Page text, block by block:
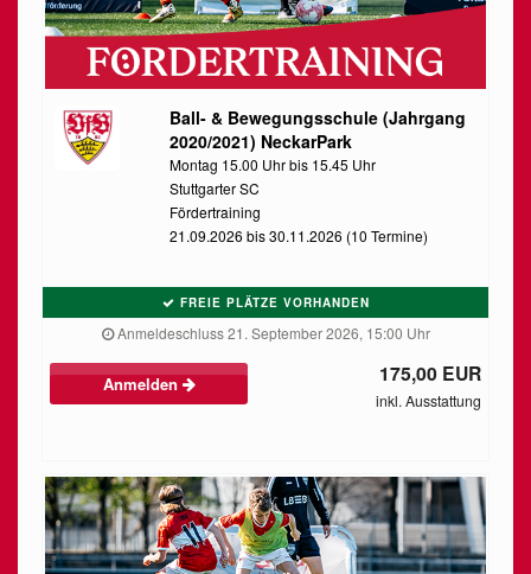
Ball- & Bewegungsschule (Jahrgang
2020/2021) NeckarPark
Montag 15.00 Uhr bis 15.45 Uhr
Stuttgarter SC
Fördertraining
21.09.2026 bis 30.11.2026 (10 Termine)
FREIE PLÄTZE VORHANDEN
Anmeldeschluss 21. September 2026, 15:00 Uhr
Anmelden 175,00 EUR
inkl. Ausstattung